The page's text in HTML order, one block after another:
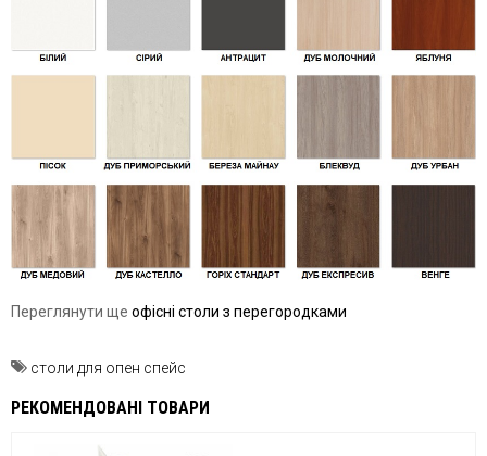
Переглянути ще офісні столи з перегородками
столи для опен спейс
РЕКОМЕНДОВАНІ ТОВАРИ